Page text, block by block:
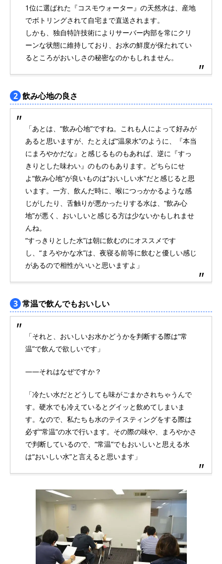
1位に選ばれた『コスモウォーター』の天然水は、産地
でボトリングされて自宅まで直送されます。
しかも、独自特許技術によりサーバー内部を常にクリ
ーンな状態に維持しており、お水の鮮度が保たれてい
るところがおいしさの秘密なのかもしれません。
2 飲み心地の良さ
「あとは、“飲み心地”ですね。これも人によって好みが
あると思いますが、たとえば“温泉水”のように、『本当
にまろやかだな』と感じるものもあれば、逆に『すっ
きりとした味わい』のものもあります。どちらにせ
よ“飲み心地”が良いものは“おいしい水”だと感じると思
います。一方、飲んだ時に、喉につっかかるような感
じがしたり、舌触りが悪かったりする水は、“飲み心
地”が悪く、おいしいと感じる方は少ないかもしれませ
んね。
“すっきりとした水”は朝に飲むのにオススメです
し、“まろやかな水”は、夜寝る前等に飲むと優しい感じ
があるので相性がいいと思いますよ」
3 常温で飲んでもおいしい
「それと、おいしいお水かどうかを判断する際は“常
温”で飲んで欲しいです」
――それはなぜですか？
「冷たい水だとどうしても味がごまかされちゃうんで
す。硬水でも冷えているとグイッと飲めてしまいま
す。なので、私たちも水のテイスティングをする際は
必ず“常温”の水で行います。その際の味や、まろやかさ
で判断しているので、“常温”でもおいしいと思える水
は“おいしい水”と言えると思います」